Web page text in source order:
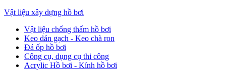
Vật liệu xây dựng hồ bơi
Vật liệu chống thấm hồ bơi
Keo dán gạch - Keo chà ron
Đá ốp hồ bơi
Công cụ, dụng cụ thi công
Acrylic Hồ bơi - Kính hồ bơi